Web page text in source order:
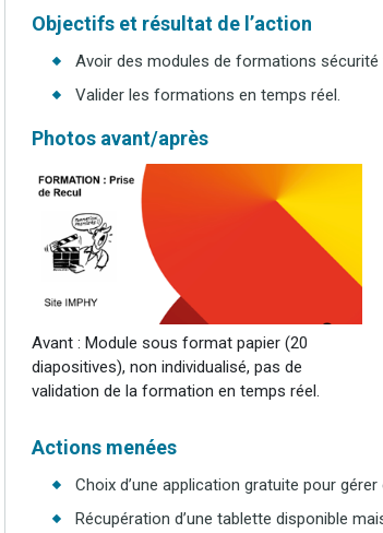
Objectifs et résultat de l’action
Avoir des modules de formations
Valider les formations en temps réel.
Photos avant/après
Avant : Module sous format papier (20
diapositives), non individualisé, pas de
validation de la formation en temps réel.
Actions menées
Choix d’une application gratuite pour
Récupération d’une tablette disponible